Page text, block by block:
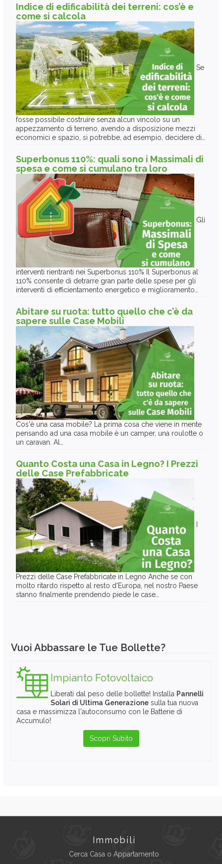
Indice di edificabilità dei terreni: cos’è e
come si calcola
Se
fosse possibile costruire senza alcun vincolo su un
appezzamento di terreno, avendo a disposizione mezzi
economici e spazio, si potrebbe, ad esempio, decidere di…
Superbonus 110%: quali sono i Massimali di
spesa e come si cumulano tra loro
Gli
interventi rientranti nei Superbonus 110% Il Superbonus al
110% consente di detrarre gran parte delle spese per gli
interventi di efficientamento energetico e miglioramento…
Abitare su ruota: tutto quello che c’è da
sapere sulle Case Mobili
Cos'è una casa mobile? La prima cosa che viene in mente
pensando ad una casa mobile è un camper, una roulotte o
un caravan. Al…
Quanto Costa una Casa in Legno? I Prezzi
delle Case Prefabbricate
Prezzi delle Case Prefabbricate in Legno Anche se con
molto ritardo rispetto al resto d'Europa, nel nostro Paese
stanno finalmente prendendo piede le case…
Vuoi Abbassare le Tue Bollette?
Impianto Fotovoltaico
Liberati dal peso delle bollette! Installa Pannelli
Solari di Ultima Generazione sulla tua nuova
casa e massimizza l'autoconsumo con le Batterie di
Accumulo!
Scopri Subito
Immobili
Cerca Casa o Appartamento